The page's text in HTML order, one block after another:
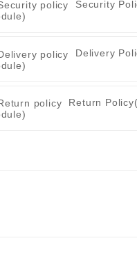
Security
Delivery
Return Policy